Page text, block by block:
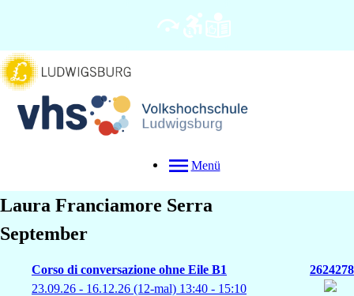
Menü
Laura Franciamore Serra
September
Corso di conversazione ohne Eile B1
2624278
23.09.26 - 16.12.26 (12-mal) 13:40 - 15:10